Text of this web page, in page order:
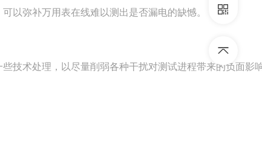
以弥补万用表在线难以测出是否漏电的缺憾。
技术处理，以尽量削弱各种干扰对测试进程带来的负面影